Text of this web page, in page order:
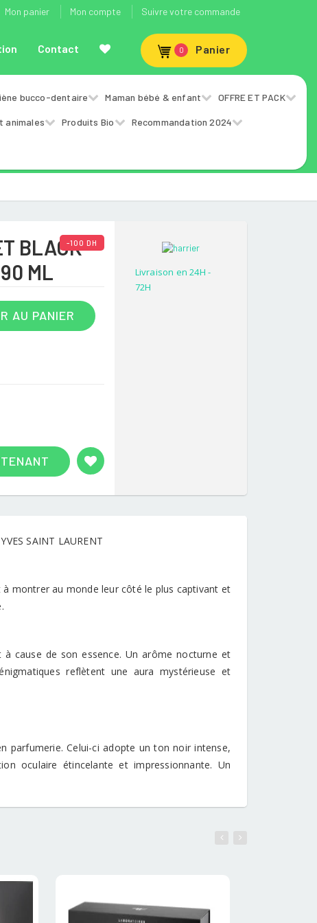
Mon panier Mon compte Suivre votre commande
Contact 0 Panier
bucco-dentaire Maman bébé & enfant OFFRE ET PACK
animales Produits Bio Recommandation 2024
-100 DH
BLACK
ML
AU PANIER
Livraison en 24H -
72H
SAINT LAURENT
montrer au monde leur côté le plus captivant et
cause de son essence. Un arôme nocturne et
reflètent une aura mystérieuse et
parfumerie. Celui-ci adopte un ton noir intense,
oculaire étincelante et impressionnante. Un